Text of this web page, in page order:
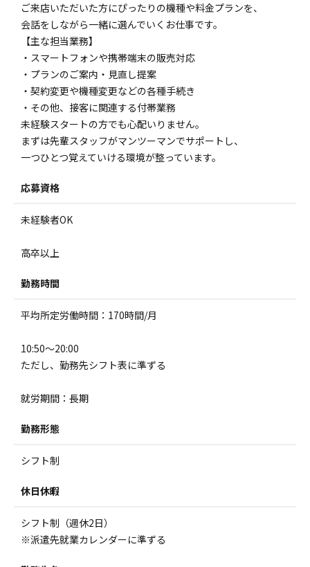
ご来店いただいた方にぴったりの機種や料金プランを、
会話をしながら一緒に選んでいくお仕事です。
【主な担当業務】
・スマートフォンや携帯端末の販売対応
・プランのご案内・見直し提案
・契約変更や機種変更などの各種手続き
・その他、接客に関連する付帯業務
未経験スタートの方でも心配いりません。
まずは先輩スタッフがマンツーマンでサポートし、
一つひとつ覚えていける環境が整っています。
応募資格
未経験者OK
高卒以上
勤務時間
平均所定労働時間：170時間/月
10:50～20:00
ただし、勤務先シフト表に準ずる
就労期間：長期
勤務形態
シフト制
休日休暇
シフト制（週休2日）
※派遣先就業カレンダーに準ずる